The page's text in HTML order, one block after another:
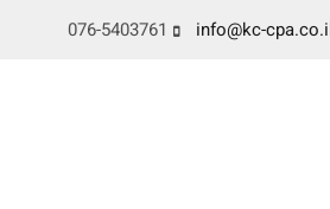
076-5403761